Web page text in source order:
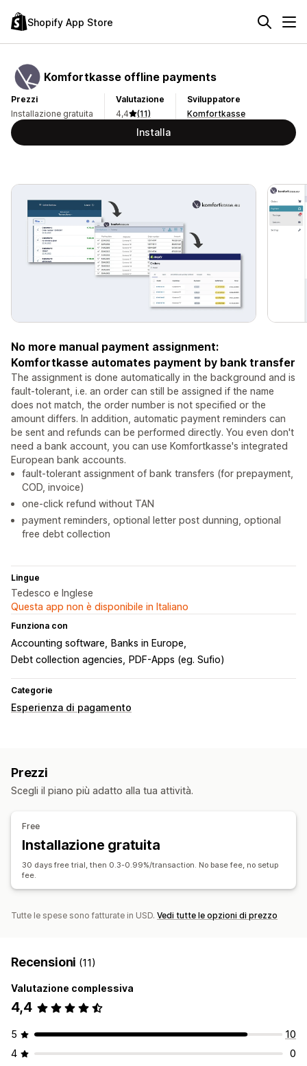
Shopify App Store
Komfortkasse offline payments
Prezzi
Installazione gratuita
Valutazione
4,4
(11)
Sviluppatore
Komfortkasse
Installa
No more manual payment assignment:
Komfortkasse automates payment by bank transfer
The assignment is done automatically in the background and is
fault-tolerant, i.e. an order can still be assigned if the name
does not match, the order number is not specified or the
amount differs. In addition, automatic payment reminders can
be sent and refunds can be performed directly. You even don't
need a bank account, you can use Komfortkasse's integrated
European bank accounts.
fault-tolerant assignment of bank transfers (for prepayment,
COD, invoice)
one-click refund without TAN
payment reminders, optional letter post dunning, optional
free debt collection
Lingue
Tedesco e Inglese
Questa app non è disponibile in Italiano
Funziona con
Accounting software
Banks in Europe
Debt collection agencies
PDF-Apps (eg. Sufio)
Categorie
Esperienza di pagamento
Prezzi
Scegli il piano più adatto alla tua attività.
Free
Installazione gratuita
30 days free trial, then 0.3-0.99%/transaction. No base fee, no setup
fee.
Tutte le spese sono fatturate in USD. Vedi tutte le opzioni di prezzo
Recensioni (11)
Valutazione complessiva
4,4
5
10
4
0